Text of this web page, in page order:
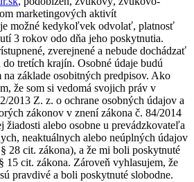
marketingových aktivít
možné kedykoľvek odvolať, platnosť
3 rokov odo dňa jeho poskytnutia.
zverejnené a nebude dochádzať
tretích krajín. Osobné údaje budú
na základe osobitných predpisov. Ako
že som si vedomá svojich práv v
2013 Z. z. o ochrane osobných údajov a
zákonov v znení zákona č. 84/2014
žiadosti alebo osobne u prevádzkovateľa
neaktuálnych alebo neúplných údajov
28 cit. zákona), a že mi boli poskytnuté
15 cit. zákona. Zároveň vyhlasujem, že
pravdivé a boli poskytnuté slobodne.